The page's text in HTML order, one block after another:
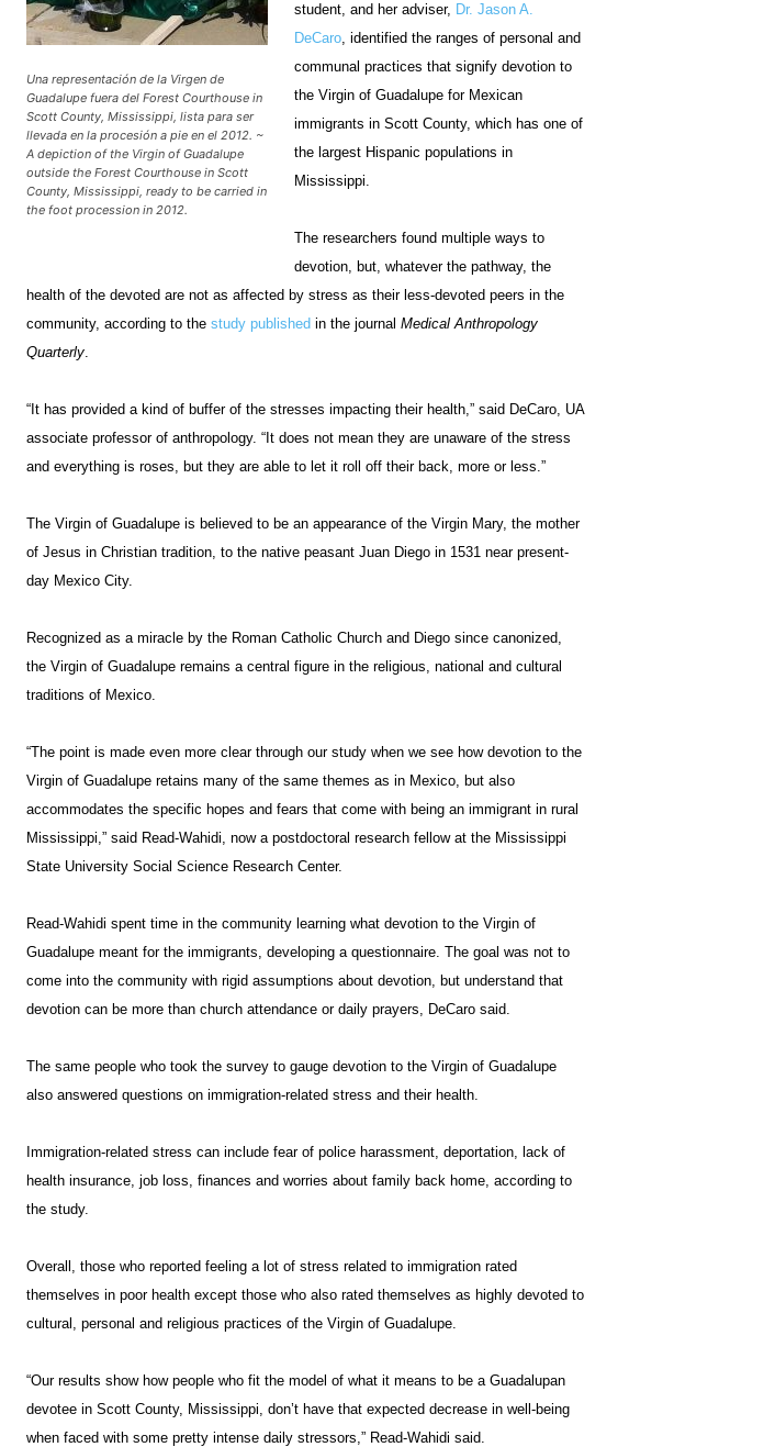
Una representación de la Virgen de
Guadalupe fuera del Forest Courthouse in
Scott County, Mississippi, lista para ser
llevada en la procesión a pie en el 2012. ~
A depiction of the Virgin of Guadalupe
outside the Forest Courthouse in Scott
County, Mississippi, ready to be carried in
the foot procession in 2012.
student, and her adviser, Dr. Jason A.
DeCaro, identified the ranges of personal and
communal practices that signify devotion to
the Virgin of Guadalupe for Mexican
immigrants in Scott County, which has one of
the largest Hispanic populations in
Mississippi.
The researchers found multiple ways to
devotion, but, whatever the pathway, the
health of the devoted are not as affected by stress as their less-devoted peers in the
community, according to the study published in the journal Medical Anthropology
Quarterly.
“It has provided a kind of buffer of the stresses impacting their health,” said DeCaro, UA
associate professor of anthropology. “It does not mean they are unaware of the stress
and everything is roses, but they are able to let it roll off their back, more or less.”
The Virgin of Guadalupe is believed to be an appearance of the Virgin Mary, the mother
of Jesus in Christian tradition, to the native peasant Juan Diego in 1531 near present-
day Mexico City.
Recognized as a miracle by the Roman Catholic Church and Diego since canonized,
the Virgin of Guadalupe remains a central figure in the religious, national and cultural
traditions of Mexico.
“The point is made even more clear through our study when we see how devotion to the
Virgin of Guadalupe retains many of the same themes as in Mexico, but also
accommodates the specific hopes and fears that come with being an immigrant in rural
Mississippi,” said Read-Wahidi, now a postdoctoral research fellow at the Mississippi
State University Social Science Research Center.
Read-Wahidi spent time in the community learning what devotion to the Virgin of
Guadalupe meant for the immigrants, developing a questionnaire. The goal was not to
come into the community with rigid assumptions about devotion, but understand that
devotion can be more than church attendance or daily prayers, DeCaro said.
The same people who took the survey to gauge devotion to the Virgin of Guadalupe
also answered questions on immigration-related stress and their health.
Immigration-related stress can include fear of police harassment, deportation, lack of
health insurance, job loss, finances and worries about family back home, according to
the study.
Overall, those who reported feeling a lot of stress related to immigration rated
themselves in poor health except those who also rated themselves as highly devoted to
cultural, personal and religious practices of the Virgin of Guadalupe.
“Our results show how people who fit the model of what it means to be a Guadalupan
devotee in Scott County, Mississippi, don’t have that expected decrease in well-being
when faced with some pretty intense daily stressors,” Read-Wahidi said.